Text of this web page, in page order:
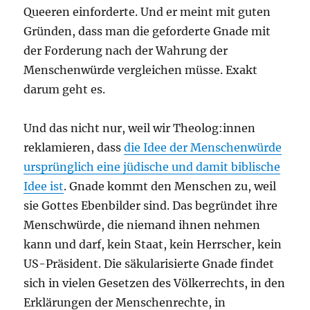
Queeren einforderte. Und er meint mit guten
Gründen, dass man die geforderte Gnade mit
der Forderung nach der Wahrung der
Menschenwürde vergleichen müsse. Exakt
darum geht es.
Und das nicht nur, weil wir Theolog:innen
reklamieren, dassdie Idee der Menschenwürde
ursprünglich eine jüdische und damit biblische
Idee ist. Gnade kommt den Menschen zu, weil
sie Gottes Ebenbilder sind. Das begründet ihre
Menschwürde, die niemand ihnen nehmen
kann und darf, kein Staat, kein Herrscher, kein
US-Präsident. Die säkularisierte Gnade findet
sich in vielen Gesetzen des Völkerrechts, in den
Erklärungen der Menschenrechte, in